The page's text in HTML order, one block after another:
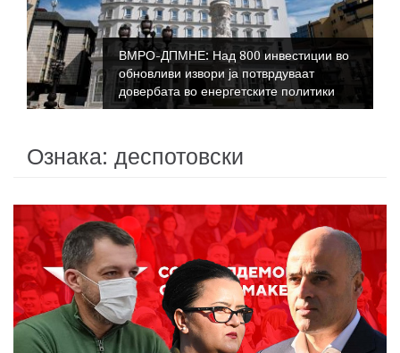
ВМРО-ДПМНЕ: Над 800 инвестиции во
обновливи извори ја потврдуваат
довербата во енергетските политики
Ознака: деспотовски